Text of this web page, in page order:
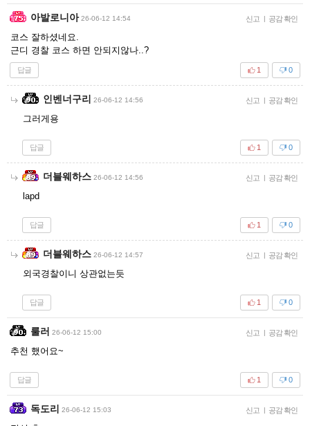
아발로니아 26-06-12 14:54 신고 | 공감 확인
코스 잘하셨네요.
근디 경찰 코스 하면 안되지않나..?
답글 0
1
인벤너구리 26-06-12 14:56 신고 | 공감 확인
그러게용
답글 0
1
더블웨하스 26-06-12 14:56 신고 | 공감 확인
lapd
답글 0
1
더블웨하스 26-06-12 14:57 신고 | 공감 확인
외국경찰이니 상관없는듯
답글 0
1
룰러 26-06-12 15:00 신고 | 공감 확인
추천 했어요~
답글 0
1
독도리 26-06-12 15:03 신고 | 공감 확인